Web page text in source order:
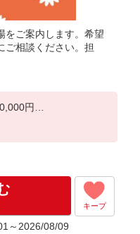
をご案内します。希望
ご相談ください。担
円
円
時間）
には超過勤務手当と
記給与とは別に支給
キープ
～2026/08/09